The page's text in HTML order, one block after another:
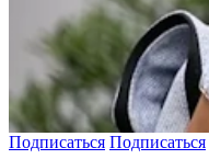
Подписаться Подписаться